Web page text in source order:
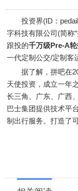
投资界(ID：
字科技有限公司(简称
跟投的千万级Pre-A
一代定制公交/定制客
据了解，拼吧在
天使投资，成立一年
长三角、广东、广西
巴士集团提供技术平
制出行服务。打造了